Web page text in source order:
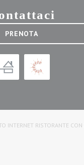
PRENOTA
INTERNET RISTORANTE CON